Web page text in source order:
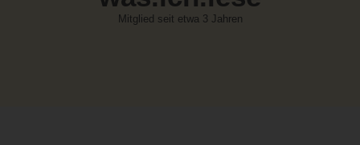
Mitglied seit etwa 3 Jahren